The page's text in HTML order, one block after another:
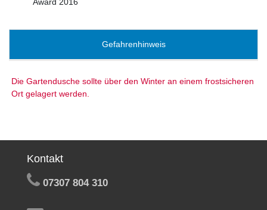
Gefahrenhinweis
Die Gartendusche sollte über den Winter an einem frostsicheren
Ort gelagert werden.
Kontakt
07307 804 310